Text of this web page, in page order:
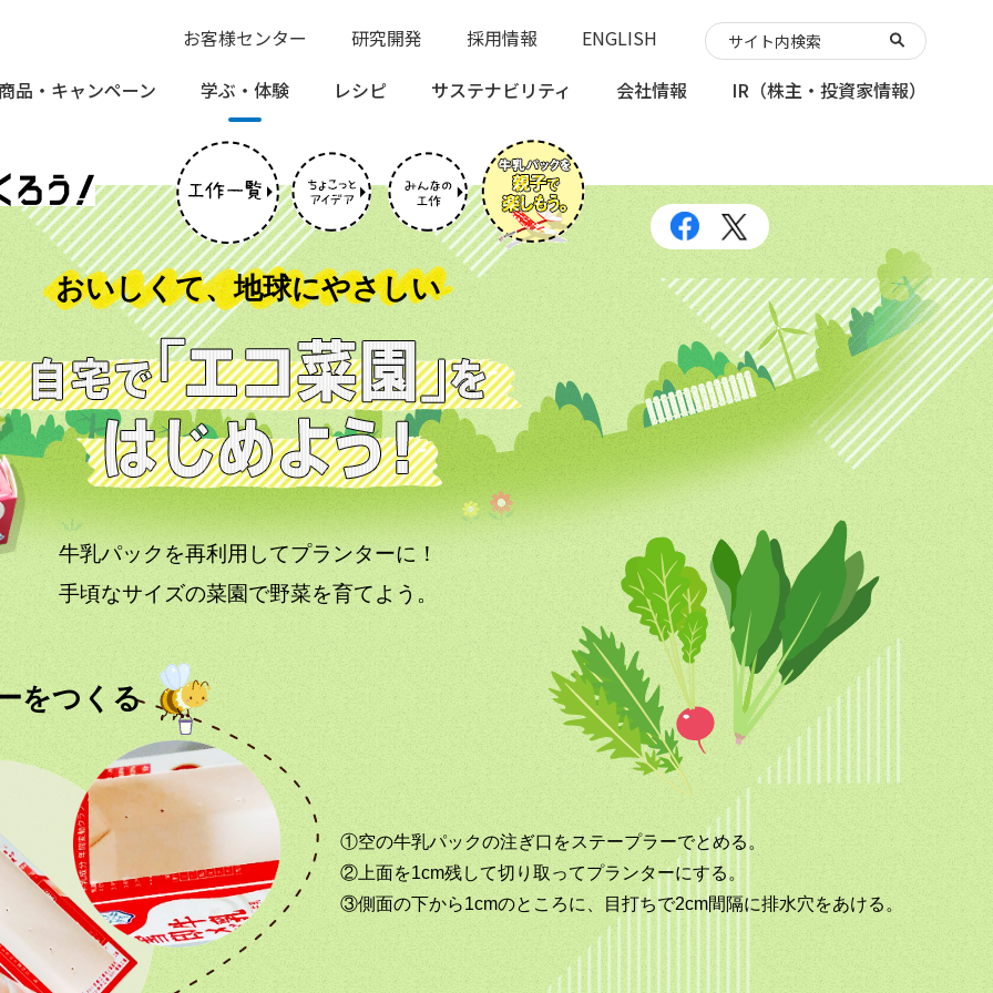
品・ キャンペーン 学ぶ・ 体験 レシピ サステナビリティ 会社情報 IR （株主・投資家情報）
お客様センター 研究開発 採用情報 ENGLISH
おいしくて、地球にやさしい
牛乳パックを再利用してプランターに！
手頃なサイズの菜園で野菜を育てよう。
をつくる
①空の牛乳パックの注ぎ口をステープラーでとめる。
上面を1cm残して切り取ってプランターにする。
③ 側面の下から1cmのところに、目打ちで2cm間隔に排水穴をあける。